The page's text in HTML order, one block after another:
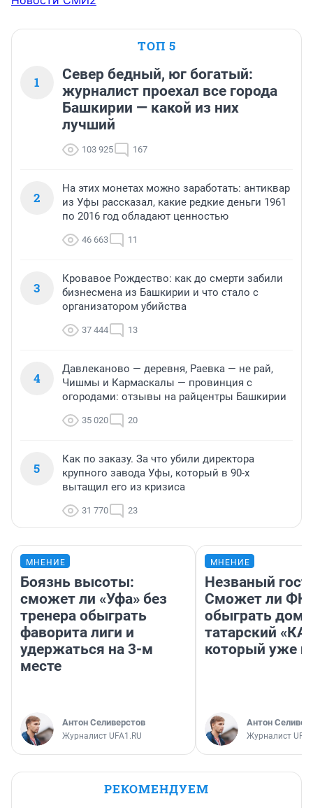
ТОП 5
1
Север бедный, юг богатый:
журналист проехал все города
Башкирии — какой из них
лучший
103 925 167
2
На этих монетах можно заработать: антиквар
из Уфы рассказал, какие редкие деньги 1961
по 2016 год обладают ценностью
46 663 11
3
Кровавое Рождество: как до смерти забили
бизнесмена из Башкирии и что стало с
организатором убийства
37 444 13
4
Давлеканово — деревня, Раевка — не рай,
Чишмы и Кармаскалы — провинция с
огородами: отзывы на райцентры Башкирии
35 020 20
5
Как по заказу. За что убили директора
крупного завода Уфы, который в 90-х
вытащил его из кризиса
31 770 23
МНЕНИЕ
Боязнь высоты:
сможет ли «Уфа» без
тренера обыграть
фаворита лиги и
удержаться на 3-м
месте
Антон Селиверстов
Журналист UFA1.RU
МНЕНИЕ
Незваный
Сможет ли ФК
обыграть дома
татарский
который уже
Антон
Журналист
РЕКОМЕНДУЕМ